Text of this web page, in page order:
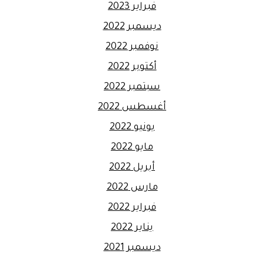
فبراير 2023
ديسمبر 2022
نوفمبر 2022
أكتوبر 2022
سبتمبر 2022
أغسطس 2022
يونيو 2022
مايو 2022
أبريل 2022
مارس 2022
فبراير 2022
يناير 2022
ديسمبر 2021